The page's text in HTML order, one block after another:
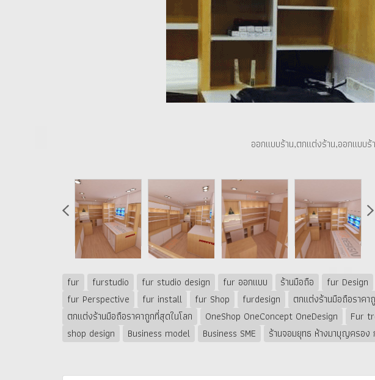
ออกแบบร้าน,ตกแต่งร้าน,ออกแบบ
fur furstudio fur studio design fur ออกแบบ ร้านมือถือ fur Design
fur Perspective
fur install fur Shop furdesign ตกแต่งร้านมือถือราคา
ตกแต่งร้านมือถือราคาถูกที่สุดในโลก
OneShop OneConcept OneDesign Fur
shop design
Business model Business SME ร้านจอมยุทธ ห้างมาบุญครอง